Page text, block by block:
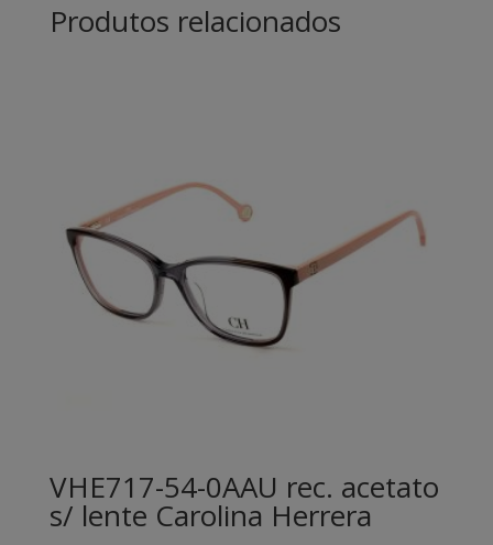
Produtos relacionados
VHE717-54-0AAU rec. acetato
s/ lente Carolina Herrera